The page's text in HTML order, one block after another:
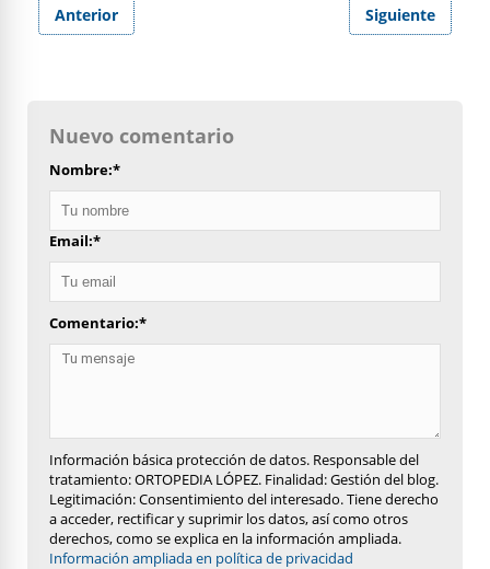
Anterior Siguiente
Nuevo comentario
Nombre:*
Email:*
Comentario:*
Información básica protección de datos. Responsable del
tratamiento: ORTOPEDIA LÓPEZ. Finalidad: Gestión del blog.
Legitimación: Consentimiento del interesado. Tiene derecho
a acceder, rectificar y suprimir los datos, así como otros
derechos, como se explica en la información ampliada.
Información ampliada en política de privacidad